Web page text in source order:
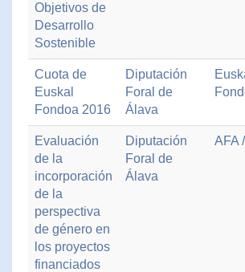
Objetivos de
Desarrollo
Sostenible
Cuota de
Euskal
Fondoa 2016
Diputación
Foral de
Álava
Evaluación
de la
incorporación
de la
perspectiva
de género en
los proyectos
financiados
Diputación
Foral de
Álava
AFA